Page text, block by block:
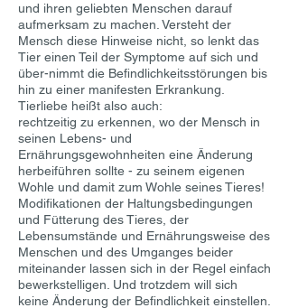
und ihren geliebten Menschen darauf
aufmerksam zu machen. Versteht der
Mensch diese Hinweise nicht, so lenkt das
Tier einen Teil der Symptome auf sich und
über-nimmt die Befindlichkeitsstörungen bis
hin zu einer manifesten Erkrankung.
Tierliebe heißt also auch:
rechtzeitig zu erkennen, wo der Mensch in
seinen Lebens- und
Ernährungsgewohnheiten eine Änderung
herbeiführen sollte - zu seinem eigenen
Wohle und damit zum Wohle seines Tieres!
Modifikationen der Haltungsbedingungen
und Fütterung des Tieres, der
Lebensumstände und Ernährungsweise des
Menschen und des Umganges beider
miteinander lassen sich in der Regel einfach
bewerkstelligen. Und trotzdem will sich
keine Änderung der Befindlichkeit einstellen.